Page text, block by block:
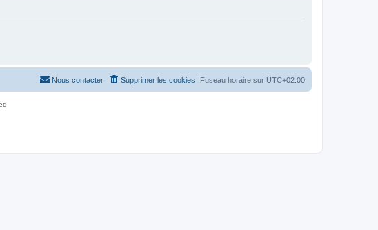
Fuseau horaire sur UTC+02:00
Supprimer les cookies
Nous contacter